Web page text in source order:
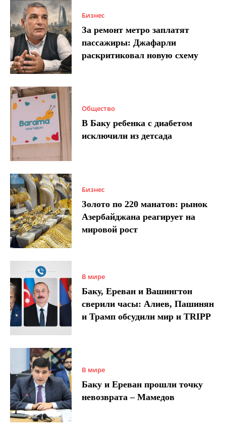
Бизнес
За ремонт метро заплатят
пассажиры: Джафарли
раскритиковал новую схему
Общество
В Баку ребенка с диабетом
исключили из детсада
Бизнес
Золото по 220 манатов: рынок
Азербайджана реагирует на
мировой рост
В мире
Баку, Ереван и Вашингтон
сверили часы: Алиев, Пашинян
и Трамп обсудили мир и TRIPP
В мире
Баку и Ереван прошли точку
невозврата – Мамедов